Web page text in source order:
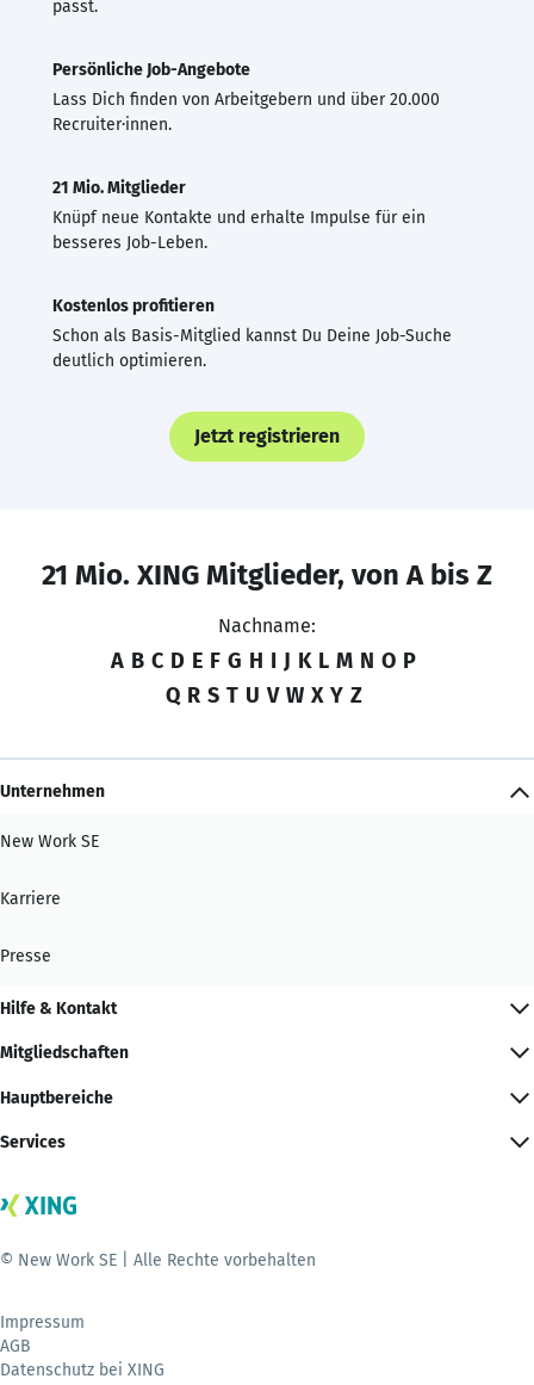
passt.
Persönliche Job-Angebote
Lass Dich finden von Arbeitgebern und über 20.000
Recruiter·innen.
21 Mio. Mitglieder
Knüpf neue Kontakte und erhalte Impulse für ein
besseres Job-Leben.
Kostenlos profitieren
Schon als Basis-Mitglied kannst Du Deine Job-Suche
deutlich optimieren.
Jetzt registrieren
21 Mio. XING Mitglieder, von A bis Z
Nachname:
A B C D E F G H I J K L M N O P
Q R S T U V W X Y Z
Unternehmen
New Work SE
Karriere
Presse
Hilfe & Kontakt
Mitgliedschaften
Hauptbereiche
Services
© New Work SE | Alle Rechte vorbehalten
Impressum
AGB
Datenschutz bei XING